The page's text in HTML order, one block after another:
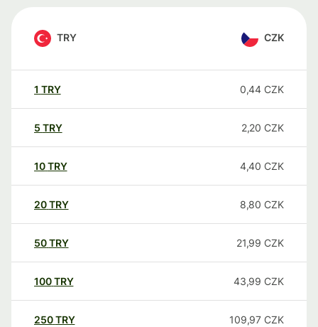
TRY CZK
1 TRY 0,44 CZK
5 TRY 2,20 CZK
10TRY 4,40 CZK
20TRY 8,80 CZK
50TRY 21,99 CZK
100TRY 43,99 CZK
250TRY 109,97 CZK